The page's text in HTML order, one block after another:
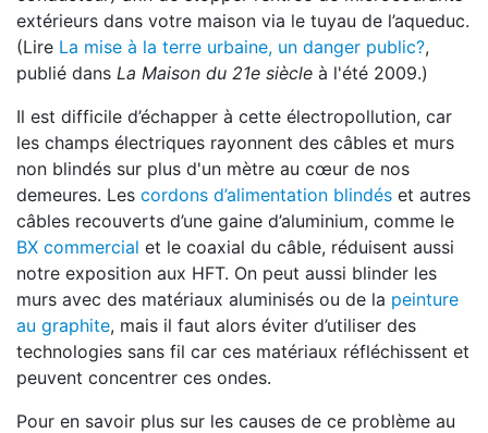
extérieurs dans votre maison via le tuyau de l’aqueduc.
(Lire La mise à la terre urbaine, un danger public?,
publié dans La Maison du 21e siècle à l'été 2009.)
Il est difficile d’échapper à cette électropollution, car
les champs électriques rayonnent des câbles et murs
non blindés sur plus d'un mètre au cœur de nos
demeures. Les cordons d’alimentation blindés et autres
câbles recouverts d’une gaine d’aluminium, comme le
BX commercial et le coaxial du câble, réduisent aussi
notre exposition aux HFT. On peut aussi blinder les
murs avec des matériaux aluminisés ou de la peinture
au graphite, mais il faut alors éviter d’utiliser des
technologies sans fil car ces matériaux réfléchissent et
peuvent concentrer ces ondes.
Pour en savoir plus sur les causes de ce problème au